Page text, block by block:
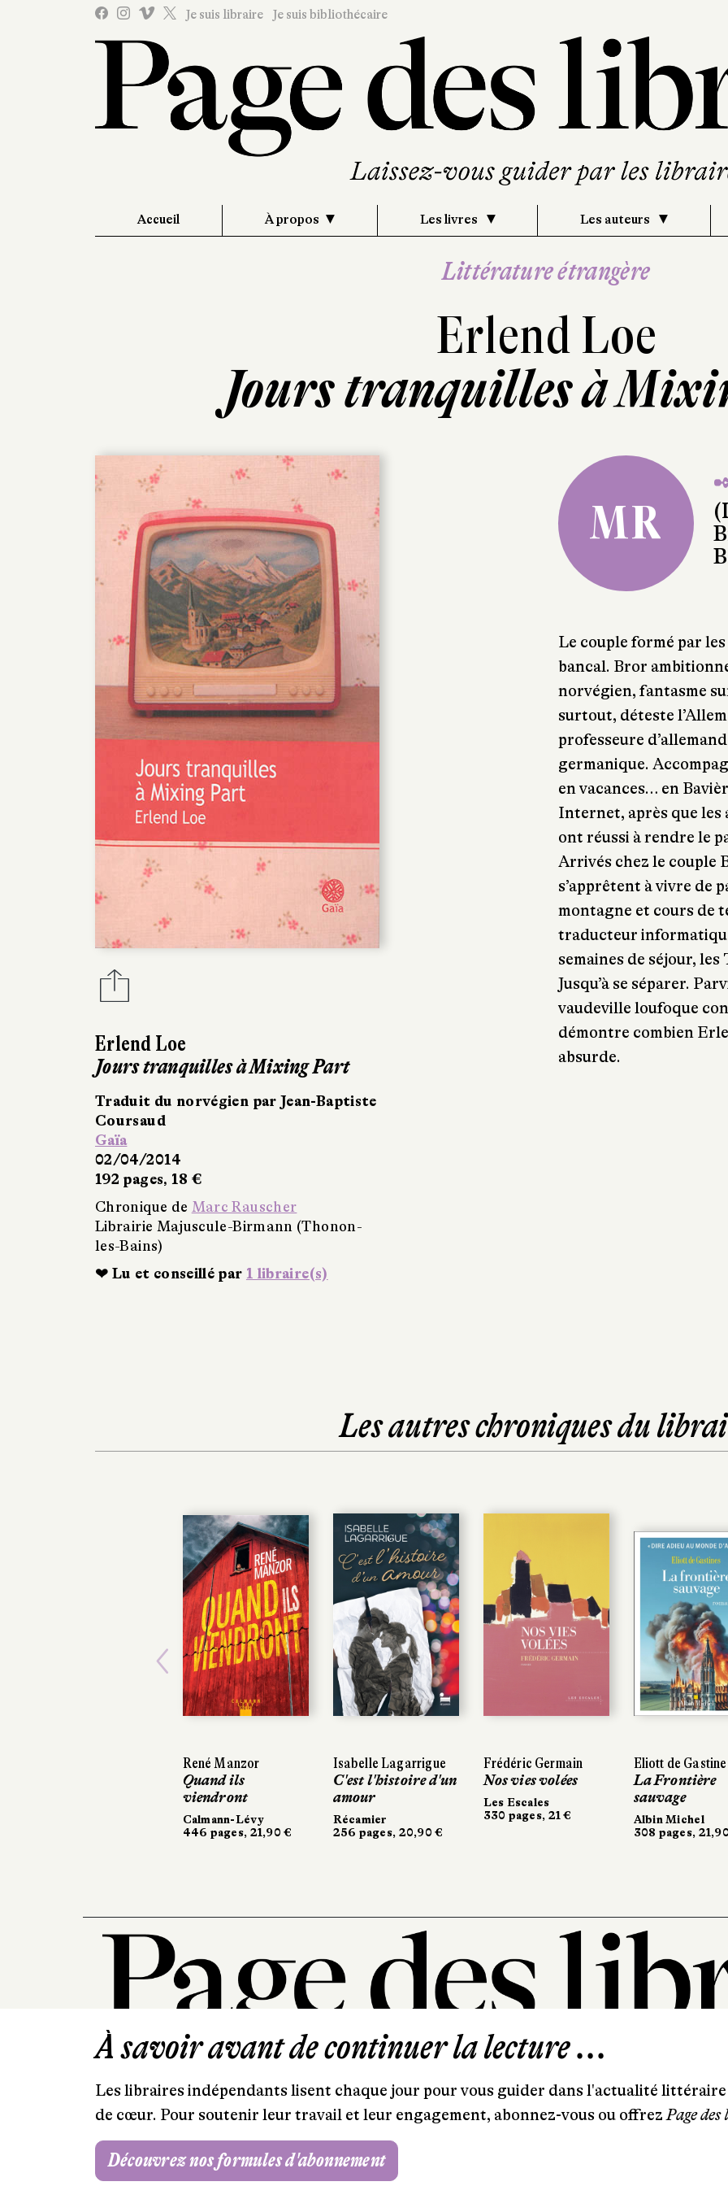
Je suis libraire Je suis bibliothécaire
Accueil À propos Les livres Les auteurs
Littérature étrangère
Erlend Loe
Jours tranquilles à
Erlend Loe
Jours tranquilles à Mixing Part
Traduit du norvégien par Jean-Baptiste
Coursaud
Gaïa
02/04/2014
192 pages, 18 €
Chronique de Marc Rauscher
Librairie Majuscule-Birmann (Thonon-
les-Bains)
❤ Lu et conseillé par 1 libraire(s)
MR
Le couple formé par
bancal. Bror
norvégien, fantasme
surtout, déteste
professeure
germanique.
en vacances… en
Internet, après que les
ont réussi à rendre le
Arrivés chez le couple
s’apprêtent à vivre de
montagne et cours de
traducteur
semaines de séjour,
Jusqu’à se séparer.
vaudeville loufoque
démontre combien
absurde.
Les autres chroniques du
René Manzor
Quand ils
viendront
Calmann-Lévy
446 pages, 21,90 €
Isabelle Lagarrigue
C'est l'histoire d'un
amour
Récamier
256 pages, 20,90 €
Frédéric Germain
Nos vies volées
Les Escales
330 pages, 21 €
Eliott de Gastines
La Frontière
sauvage
Albin Michel
308 pages, 21,90
Isabelle Lagarrigue
C'est l'histoire d'un
amour
Récamier
256 pages, 20,90 €
Frédéric Germain
Nos vies volées
Les Escales
330 pages, 21 €
Eliott de Gastines
La Frontière
sauvage
Albin Michel
308 pages, 21,90
Previous
101, rue Saint-Lazare
T. 01 44 41 97 20
À savoir avant de continuer la lecture ...
Les libraires indépendants lisent chaque jour pour vous guider dans l'actualité
de cœur. Pour soutenir leur travail et leur engagement, abonnez-vous ou offrezPage
Découvrez nos formules d'abonnement